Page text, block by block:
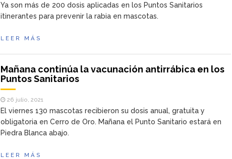
Ya son más de 200 dosis aplicadas en los Puntos Sanitarios
itinerantes para prevenir la rabia en mascotas.
LEER MÁS
Mañana continúa la vacunación antirrábica en los
Puntos Sanitarios
26 julio, 2021
El viernes 130 mascotas recibieron su dosis anual, gratuita y
obligatoria en Cerro de Oro. Mañana el Punto Sanitario estará en
Piedra Blanca abajo.
LEER MÁS